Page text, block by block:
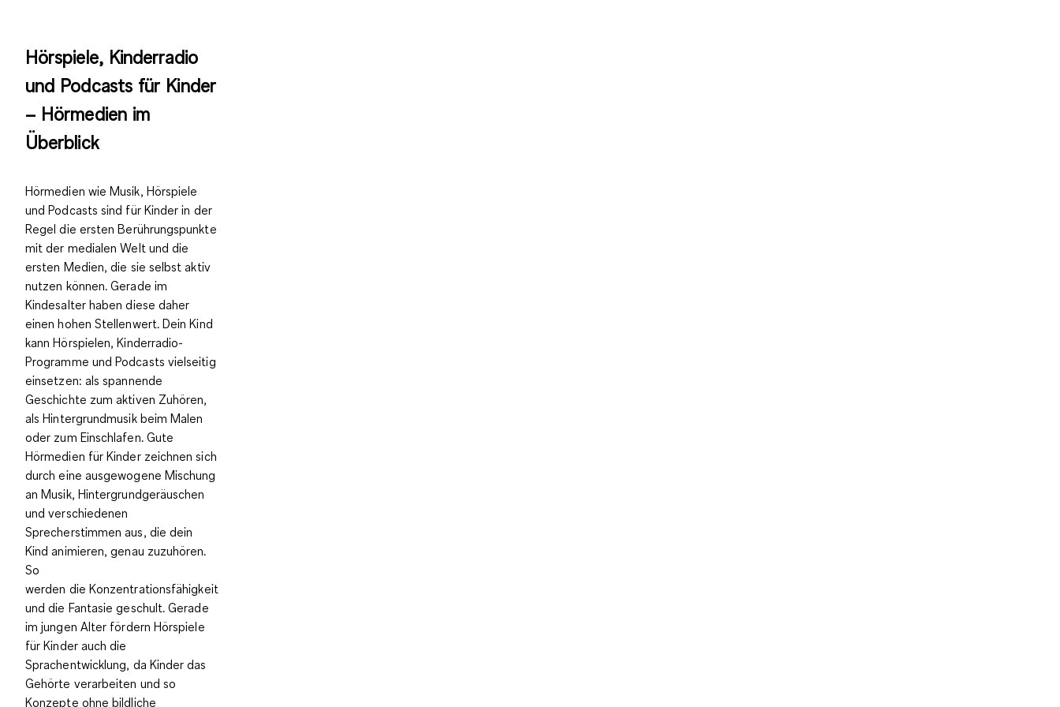
Hörspiele, Kinderradio
und Podcasts für Kinder
– Hörmedien im
Überblick
Hörmedien wie Musik, Hörspiele
und Podcasts sind für Kinder in der
Regel die ersten Berührungspunkte
mit der medialen Welt und die
ersten Medien, die sie selbst aktiv
nutzen können. Gerade im
Kindesalter haben diese daher
einen hohen Stellenwert. Dein Kind
kann Hörspielen, Kinderradio-
Programme und Podcasts vielseitig
einsetzen: als spannende
Geschichte zum aktiven Zuhören,
als Hintergrundmusik beim Malen
oder zum Einschlafen. Gute
Hörmedien für Kinder zeichnen sich
durch eine ausgewogene Mischung
an Musik, Hintergrundgeräuschen
und verschiedenen
Sprecherstimmen aus, die dein
Kind animieren, genau zuzuhören.
So
werden die Konzentrationsfähigkeit
und die Fantasie geschult. Gerade
im jungen Alter fördern Hörspiele
für Kinder auch die
Sprachentwicklung, da Kinder das
Gehörte verarbeiten und so
Konzepte ohne bildliche